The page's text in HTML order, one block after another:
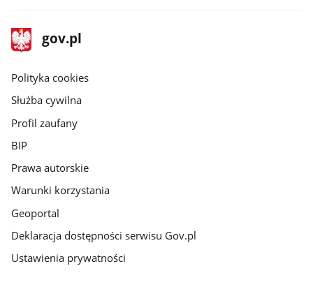
stopka
gov.pl
Strona
gov.pl
gov.pl
Polityka cookies
Służba cywilna
Profil zaufany
BIP
Prawa autorskie
Warunki korzystania
Geoportal
Deklaracja dostępności serwisu Gov.pl
Ustawienia prywatności